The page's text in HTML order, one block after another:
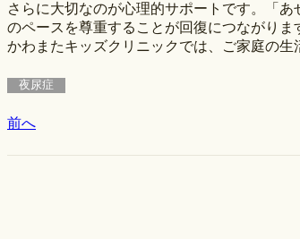
さらに大切なのが心理的サポートです。「
のペースを尊重することが回復につながりま
かわまたキッズクリニックでは、ご家庭の
夜尿症
前へ